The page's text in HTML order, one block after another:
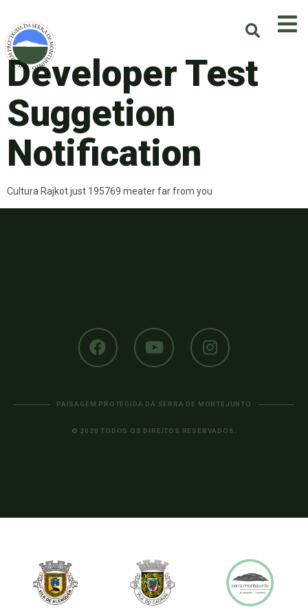
Developer Test
Suggetion
Notification
Cultura Rajkot just 195769 meater far from you
PAISAGEM PROTEGIDA DA SERRA DE MONTEJUNTO
© 2020 TODOS OS DIREITOS RESERVADOS.